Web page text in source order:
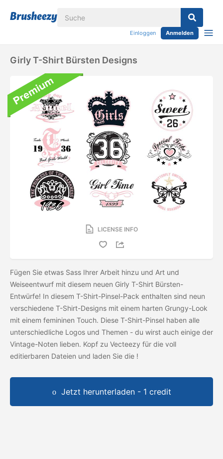
Einloggen Anmelden
Girly T-Shirt Bürsten Designs
LICENSE INFO
Fügen Sie etwas Sass Ihrer Arbeit hinzu und Art und
Weiseentwurf mit diesem neuen Girly T-Shirt Bürsten-
Entwürfe! In diesem T-Shirt-Pinsel-Pack enthalten sind neun
verschiedene T-Shirt-Designs mit einem harten Grungy-Look
mit einem femininen Touch. Diese T-Shirt-Pinsel haben alle
unterschiedliche Logos und Themen - du wirst auch einige der
Vintage-Noten lieben. Kopf zu Vecteezy für die voll
editierbaren Dateien und laden Sie die !
Jetzt herunterladen - 1 credit